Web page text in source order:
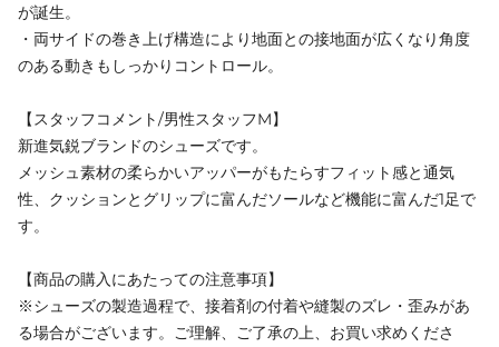
が誕生。
・両サイドの巻き上げ構造により地面との接地面が広くなり角度
のある動きもしっかりコントロール。
【スタッフコメント/男性スタッフM】
新進気鋭ブランドのシューズです。
メッシュ素材の柔らかいアッパーがもたらすフィット感と通気
性、クッションとグリップに富んだソールなど機能に富んだ1足で
す。
【商品の購入にあたっての注意事項】
※シューズの製造過程で、接着剤の付着や縫製のズレ・歪みがあ
る場合がございます。ご理解、ご了承の上、お買い求めくださ